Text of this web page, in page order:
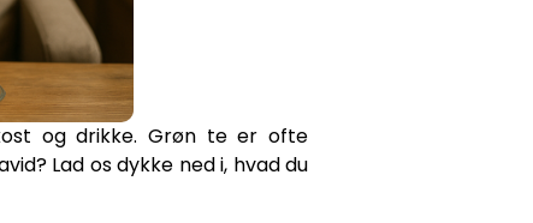
og drikke. Grøn te er ofte
Lad os dykke ned i, hvad du